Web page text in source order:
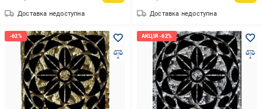
Доставка недоступна Доставка недоступна